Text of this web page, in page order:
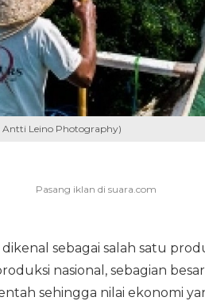
Leino Photography)
dikenal sebagai salah satu
nasional, sebagian
sehingga nilai ekonomi